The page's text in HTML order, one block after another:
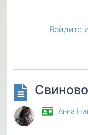
Войдите
Анна